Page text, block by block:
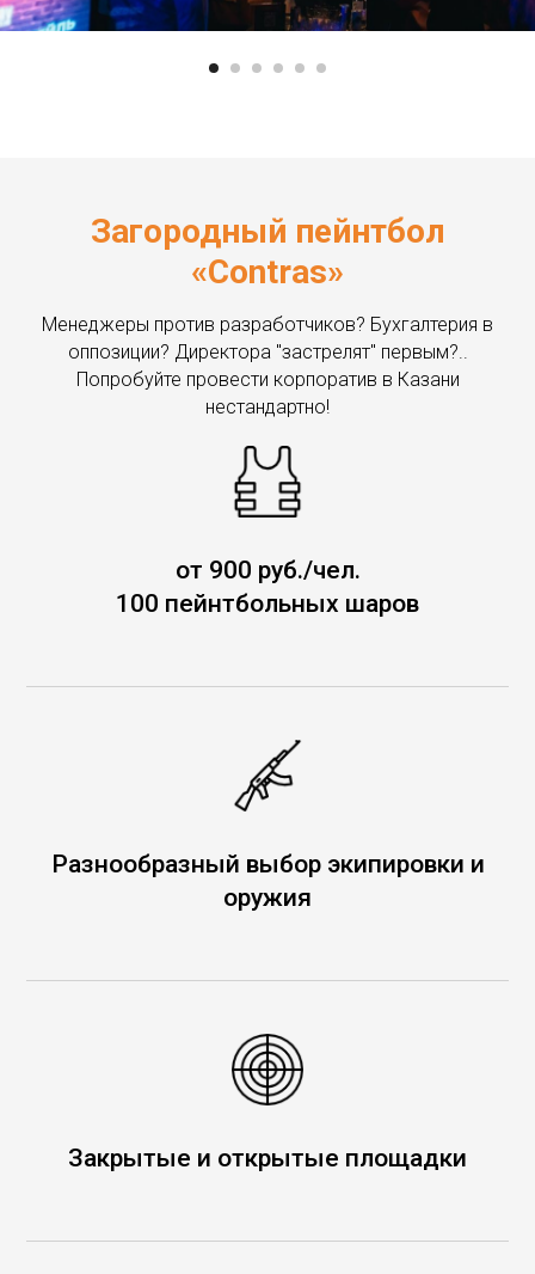
Загородный пейнтбол
«Contras»
Менеджеры против разработчиков? Бухгалтерия в
оппозиции? Директора "застрелят" первым?..
Попробуйте провести корпоратив в Казани
нестандартно!
от 900 руб./чел.
100 пейнтбольных шаров
Разнообразный выбор экипировки и
оружия
Закрытые и открытые площадки